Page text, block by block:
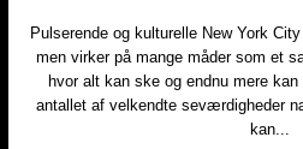
Pulserende og kulturelle New York
men virker på mange måder som et
hvor alt kan ske og endnu mere
antallet af velkendte seværdigheder
kan...​